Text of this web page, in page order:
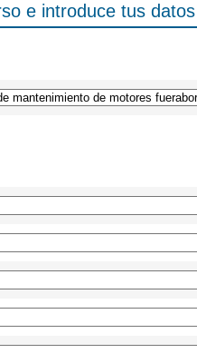
e introduce tus